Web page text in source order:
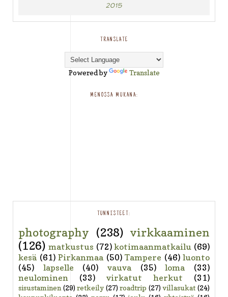
2015
TRANSLATE
Powered by Translate
MENOSSA MUKANA:
TUNNISTEET:
photography (238) virkkaaminen
(126) matkustus (72) kotimaanmatkailu (69)
kesä (61) Pirkanmaa (50) Tampere (46) luonto
(45)
lapselle (40) vauva (35) loma
(33)
neulominen
(33) virkatut herkut (31)
sisustaminen (29) retkeily (27) roadtrip (27) villasukat (24)